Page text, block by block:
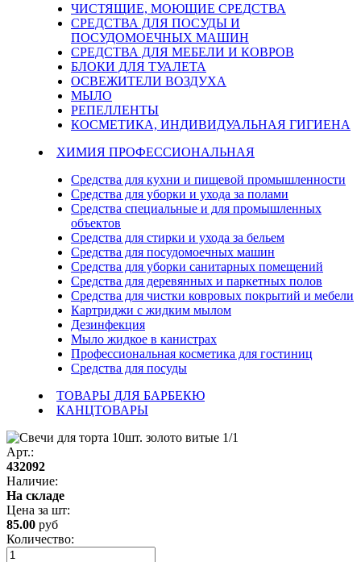
ЧИСТЯЩИЕ, МОЮЩИЕ СРЕДСТВА
СРЕДСТВА ДЛЯ ПОСУДЫ И
ПОСУДОМОЕЧНЫХ МАШИН
СРЕДСТВА ДЛЯ МЕБЕЛИ И КОВРОВ
БЛОКИ ДЛЯ ТУАЛЕТА
ОСВЕЖИТЕЛИ ВОЗДУХА
МЫЛО
РЕПЕЛЛЕНТЫ
КОСМЕТИКА, ИНДИВИДУАЛЬНАЯ ГИГИЕНА
ХИМИЯ ПРОФЕССИОНАЛЬНАЯ
Средства для кухни и пищевой промышленности
Средства для уборки и ухода за полами
Средства специальные и для промышленных
объектов
Средства для стирки и ухода за бельем
Средства для посудомоечных машин
Средства для уборки санитарных помещений
Средства для деревянных и паркетных полов
Средства для чистки ковровых покрытий и мебели
Картриджи с жидким мылом
Дезинфекция
Мыло жидкое в канистрах
Профессиональная косметика для гостиниц
Средства для посуды
ТОВАРЫ ДЛЯ БАРБЕКЮ
КАНЦТОВАРЫ
Арт.:
432092
Наличие:
На складе
Цена за шт:
85.00 руб
Количество: